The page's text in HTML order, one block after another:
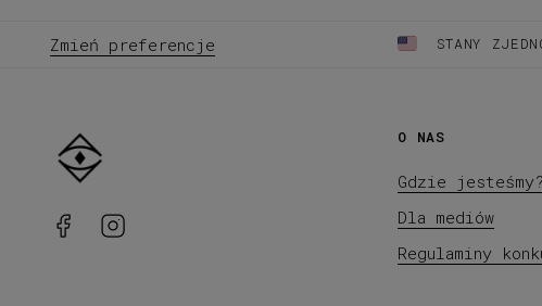
Zmień preferencje STANY
O NAS
Gdzie jesteśmy?
Dla mediów
Regulaminy